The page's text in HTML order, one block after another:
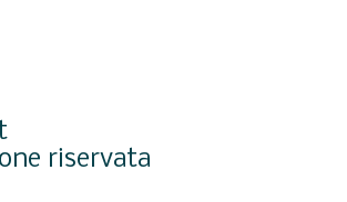
riservata